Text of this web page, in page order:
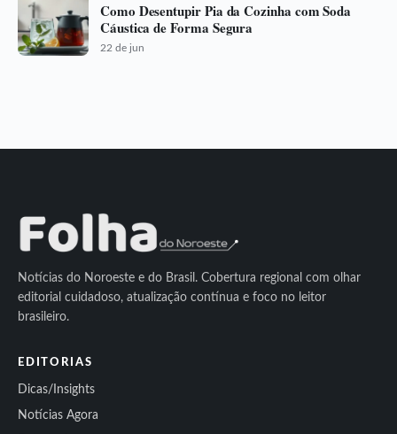
Como Desentupir Pia da Cozinha com Soda
Cáustica de Forma Segura
22 de jun
Notícias do Noroeste e do Brasil. Cobertura regional com olhar
editorial cuidadoso, atualização contínua e foco no leitor
brasileiro.
EDITORIAS
Dicas/Insights
Notícias Agora